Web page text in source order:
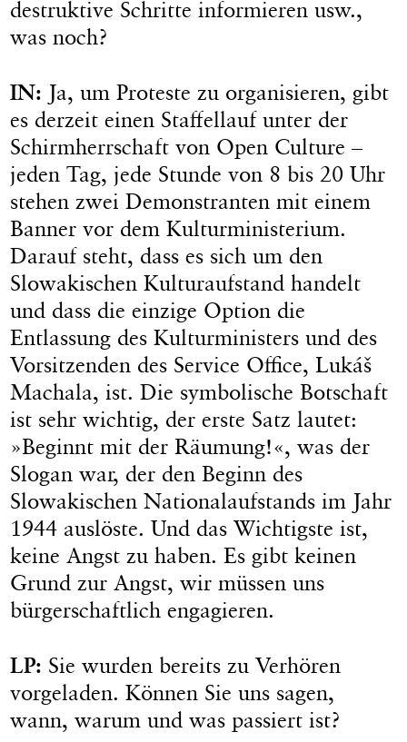
destruktive Schritte informieren usw.,
was noch?
IN: Ja, um Proteste zu organisieren, gibt
es derzeit einen Staffellauf unter der
Schirmherrschaft von Open Culture –
jeden Tag, jede Stunde von 8 bis 20 Uhr
stehen zwei Demonstranten mit einem
Banner vor dem Kulturministerium.
Darauf steht, dass es sich um den
Slowakischen Kulturaufstand handelt
und dass die einzige Option die
Entlassung des Kulturministers und des
Vorsitzenden des Service Office, Lukáš
Machala, ist. Die symbolische Botschaft
ist sehr wichtig, der erste Satz lautet:
»Beginnt mit der Räumung!«, was der
Slogan war, der den Beginn des
Slowakischen Nationalaufstands im Jahr
1944 auslöste. Und das Wichtigste ist,
keine Angst zu haben. Es gibt keinen
Grund zur Angst, wir müssen uns
bürgerschaftlich engagieren.
LP: Sie wurden bereits zu Verhören
vorgeladen. Können Sie uns sagen,
wann, warum und was passiert ist?